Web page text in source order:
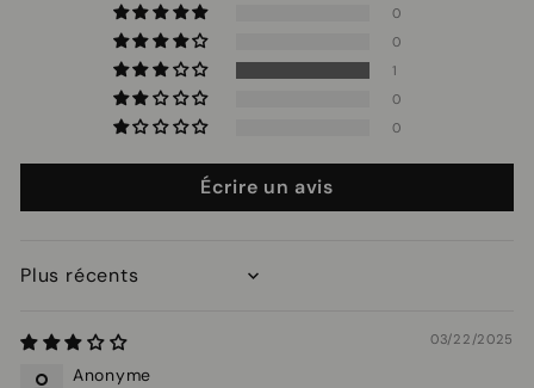
0
0
1
0
0
Écrire un avis
Sort by
03/22/2025
Anonyme